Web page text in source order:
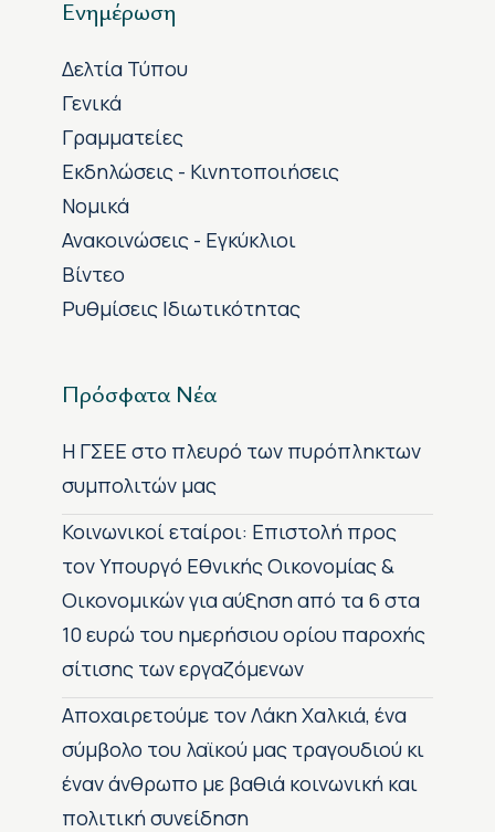
Ενημέρωση
Δελτία Τύπου
Γενικά
Γραμματείες
Εκδηλώσεις - Κινητοποιήσεις
Νομικά
Ανακοινώσεις - Εγκύκλιοι
Βίντεο
Ρυθμίσεις Ιδιωτικότητας
Πρόσφατα Νέα
H ΓΣΕΕ στο πλευρό των πυρόπληκτων
συμπολιτών μας
Κοινωνικοί εταίροι: Επιστολή προς
τον Υπουργό Εθνικής Οικονομίας &
Οικονομικών για αύξηση από τα 6 στα
10 ευρώ του ημερήσιου ορίου παροχής
σίτισης των εργαζόμενων
Αποχαιρετούμε τον Λάκη Χαλκιά, ένα
σύμβολο του λαϊκού μας τραγουδιού κι
έναν άνθρωπο με βαθιά κοινωνική και
πολιτική συνείδηση